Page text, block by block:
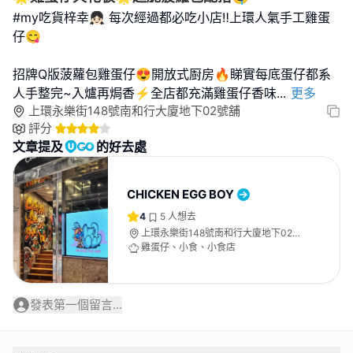
#my吃貨梓幸👧🏻 每次經過都必吃小店‼️上環人氣手工雞蛋
仔😋
招牌Q版菠蘿包雞蛋仔😍開放式㕑房🔥睇實每底蛋仔都系
人手整完~入爐再焗香⚡️全店都充滿雞蛋仔香味... 更多
上環永樂街148號南和行大廈地下02號舖
評分
文章提及 的好去處
CHICKEN EGG BOY
4 5 人想去
上環永樂街148號南和行大廈地下02號
舖
雞蛋仔、小食、小食店
發表第一個留言...